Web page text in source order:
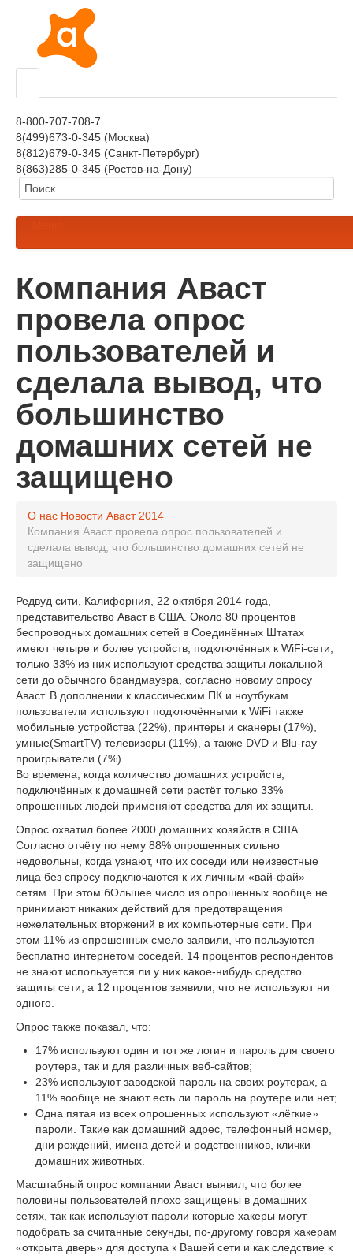
8-800-707-708-7
8(499)673-0-345 (Москва)
8(812)679-0-345 (Санкт-Петербург)
8(863)285-0-345 (Ростов-на-Дону)
Компания Аваст
провела опрос
пользователей и
сделала вывод, что
большинство
домашних сетей не
защищено
О нас Новости Аваст 2014
Компания Аваст провела опрос пользователей и
сделала вывод, что большинство домашних сетей не
защищено
Редвуд сити, Калифорния, 22 октября 2014 года,
представительство Аваст в США. Около 80 процентов
беспроводных домашних сетей в Соединённых Штатах
имеют четыре и более устройств, подключённых к WiFi-сети,
только 33% из них используют средства защиты локальной
сети до обычного брандмауэра, согласно новому опросу
Аваст. В дополнении к классическим ПК и ноутбукам
пользователи используют подключёнными к WiFi также
мобильные устройства (22%), принтеры и сканеры (17%),
умные(SmartTV) телевизоры (11%), а также DVD и Blu-ray
проигрыватели (7%).
Во времена, когда количество домашних устройств,
подключённых к домашней сети растёт только 33%
опрошенных людей применяют средства для их защиты.
Опрос охватил более 2000 домашних хозяйств в США.
Согласно отчёту по нему 88% опрошенных сильно
недовольны, когда узнают, что их соседи или неизвестные
лица без спросу подключаются к их личным «вай-фай»
сетям. При этом бОльшее число из опрошенных вообще не
принимают никаких действий для предотвращения
нежелательных вторжений в их компьютерные сети. При
этом 11% из опрошенных смело заявили, что пользуются
бесплатно интернетом соседей. 14 процентов респондентов
не знают используется ли у них какое-нибудь средство
защиты сети, а 12 процентов заявили, что не используют ни
одного.
Опрос также показал, что:
17% используют один и тот же логин и пароль для своего
роутера, так и для различных веб-сайтов;
23% используют заводской пароль на своих роутерах, а
11% вообще не знают есть ли пароль на роутере или нет;
Одна пятая из всех опрошенных используют «лёгкие»
пароли. Такие как домашний адрес, телефонный номер,
дни рождений, имена детей и родственников, клички
домашних животных.
Масштабный опрос компании Аваст выявил, что более
половины пользователей плохо защищены в домашних
сетях, так как используют пароли которые хакеры могут
подобрать за считанные секунды, по-другому говоря хакерам
«открыта дверь» для доступа к Вашей сети и как следствие к